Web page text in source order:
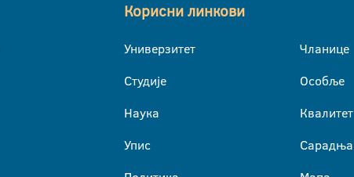
Корисни линкови
Универзитет
Студије
Наука
Упис
Чланице
Особље
Квалитет
Сарадња